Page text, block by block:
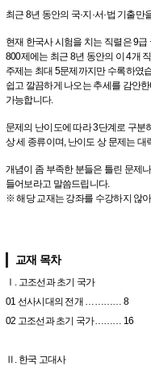
최근 8년 동안의 국·지·서·법 기출만
현재 한국사 시험을 치는 직렬은 9
800제에는 최근 8년 동안의 이 4개
주제는 최대 5문제까지만 수록하였
쉽고 깔끔하게 나오는 추세를 감안
가능합니다.
문제의 난이도에 따라 3단계로 구분
상 세 종류이며, 난이도 상 문제는 대
개념이 좀 부족한 분들은 틀린 문제
들어보라고 말씀드립니다.
※ 해당 교재는 강좌를 수강하지 않
교재 목차
Ⅰ. 고조선과 초기 국가
01 선사시대의 전개 ………… 8
02 고조선과 초기 국가……… 16
Ⅱ. 한국 고대사